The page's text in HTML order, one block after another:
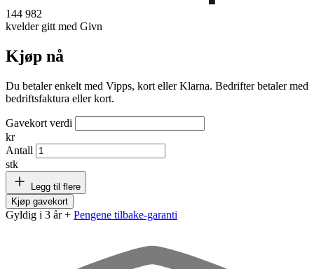
144 982
kvelder gitt med Givn
Kjøp nå
Du betaler enkelt med Vipps, kort eller Klarna. Bedrifter betaler med
bedriftsfaktura eller kort.
Gavekort verdi
kr
Antall
stk
Legg til flere
Kjøp gavekort
Gyldig i 3 år + Pengene tilbake-garanti